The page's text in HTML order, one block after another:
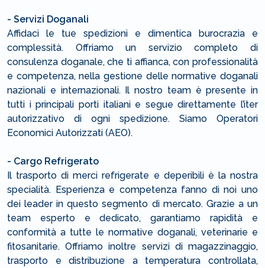
- Servizi Doganali
Affidaci le tue spedizioni e dimentica burocrazia e
complessità. Offriamo un servizio completo di
consulenza doganale, che ti affianca, con professionalità
e competenza, nella gestione delle normative doganali
nazionali e internazionali. Il nostro team è presente in
tutti i principali porti italiani e segue direttamente l’iter
autorizzativo di ogni spedizione. Siamo Operatori
Economici Autorizzati (AEO).
- Cargo Refrigerato
Il trasporto di merci refrigerate e deperibili è la nostra
specialità. Esperienza e competenza fanno di noi uno
dei leader in questo segmento di mercato. Grazie a un
team esperto e dedicato, garantiamo rapidità e
conformità a tutte le normative doganali, veterinarie e
fitosanitarie. Offriamo inoltre servizi di magazzinaggio,
trasporto e distribuzione a temperatura controllata,